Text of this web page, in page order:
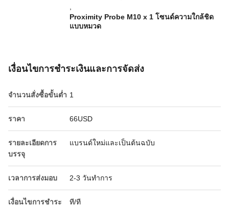
Proximity Probe M10 x 1 โซนด์ความใกล้ชิด
แบบหมวด
เงื่อนไขการชําระเงินและการจัดส่ง
จำนวนสั่งซื้อขั้นต่ำ 1
ราคา 66USD
รายละเอียดการ
บรรจุ
แบรนด์ใหม่และเป็นต้นฉบับ
เวลาการส่งมอบ 2-3 วันทำการ
เงื่อนไขการชำระ
ที/ที